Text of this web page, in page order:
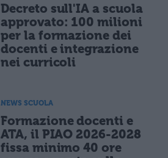
Decreto sull'IA a scuola
approvato: 100 milioni
per la formazione dei
docenti e integrazione
nei curricoli
NEWS SCUOLA
Formazione docenti e
ATA, il PIAO 2026-2028
fissa minimo 40 ore